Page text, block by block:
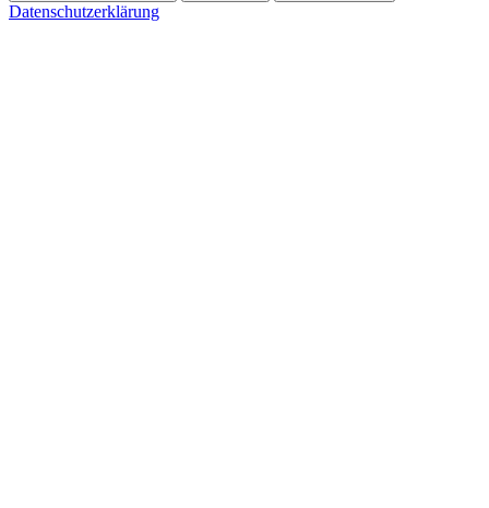
Datenschutzerklärung